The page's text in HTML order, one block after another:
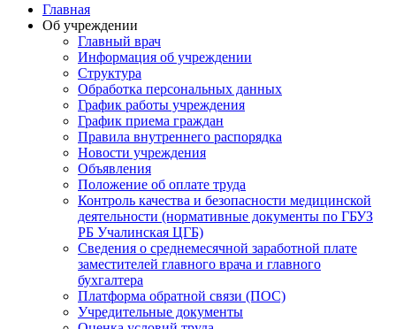
Главная
Об учреждении
Главный врач
Информация об учреждении
Структура
Обработка персональных данных
График работы учреждения
График приема граждан
Правила внутреннего распорядка
Новости учреждения
Объявления
Положение об оплате труда
Контроль качества и безопасности медицинской
деятельности (нормативные документы по ГБУЗ
РБ Учалинская ЦГБ)
Сведения о среднемесячной заработной плате
заместителей главного врача и главного
бухгалтера
Платформа обратной связи (ПОС)
Учредительные документы